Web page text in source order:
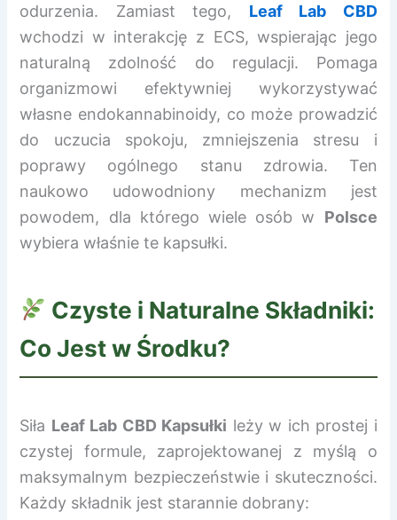
odurzenia. Zamiast tego, Leaf Lab CBD
wchodzi w interakcję z ECS, wspierając jego
naturalną zdolność do regulacji. Pomaga
organizmowi efektywniej wykorzystywać
własne endokannabinoidy, co może prowadzić
do uczucia spokoju, zmniejszenia stresu i
poprawy ogólnego stanu zdrowia. Ten
naukowo udowodniony mechanizm jest
powodem, dla którego wiele osób w Polsce
wybiera właśnie te kapsułki.
Czyste i Naturalne Składniki:
Co Jest w Środku?
Siła Leaf Lab CBD Kapsułki leży w ich prostej i
czystej formule, zaprojektowanej z myślą o
maksymalnym bezpieczeństwie i skuteczności.
Każdy składnik jest starannie dobrany: